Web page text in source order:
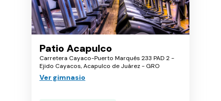
Patio Acapulco
Carretera Cayaco-Puerto Marqués 233 PAD 2 -
Ejido Cayacos, Acapulco de Juárez - GRO
Ver gimnasio